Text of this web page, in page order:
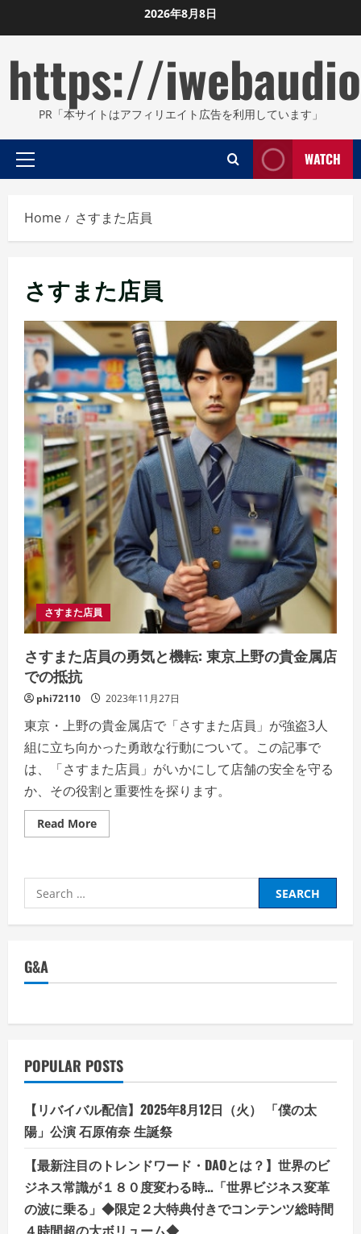
to
2026年8月8日
https://
PR「本サイトはアフィリエイト広告を利用しています」
Primary
WATCH
Home さすまた店員
さすまた店員
さすまた店員
さすまた店員の勇気と機転: 東京上野の貴金属店
での抵抗
phi72110 2023年11月27日
東京・上野の貴金属店で「さすまた店員」が強盗3人
組に立ち向かった勇敢な行動について。この記事で
は、「さすまた店員」がいかにして店舗の安全を守る
か、その役割と重要性を探ります。
Read MoreRead
more
ま
員
の
転:
野
金
属
店
の
抵
抗
Search
for:
G&A
POPULAR POSTS
【リバイバル配信】2025年8月12日（火） 「僕の太
陽」公演 石原侑奈 生誕祭
【最新注目のトレンドワード・DAOとは？】世界のビ
ジネス常識が１８０度変わる時…「世界ビジネス変革
の波に乗る」◆限定２大特典付きでコンテンツ総時間
４時間超の大ボリューム◆